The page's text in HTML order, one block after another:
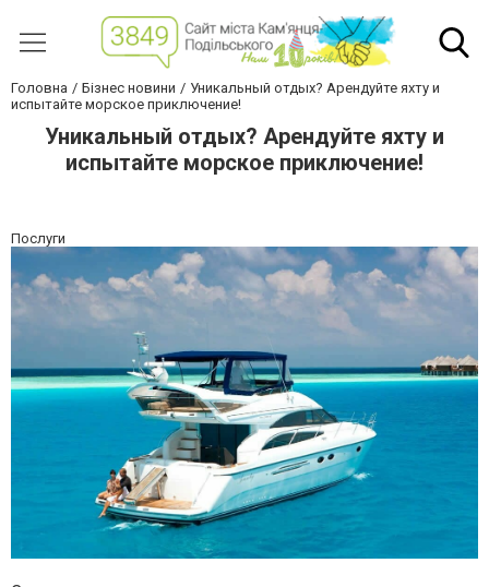
Головна Бізнес новини
Уникальный отдых? Арендуйте яхту и
испытайте морское приключение!
Уникальный отдых? Арендуйте яхту и
испытайте морское приключение!
Послуги